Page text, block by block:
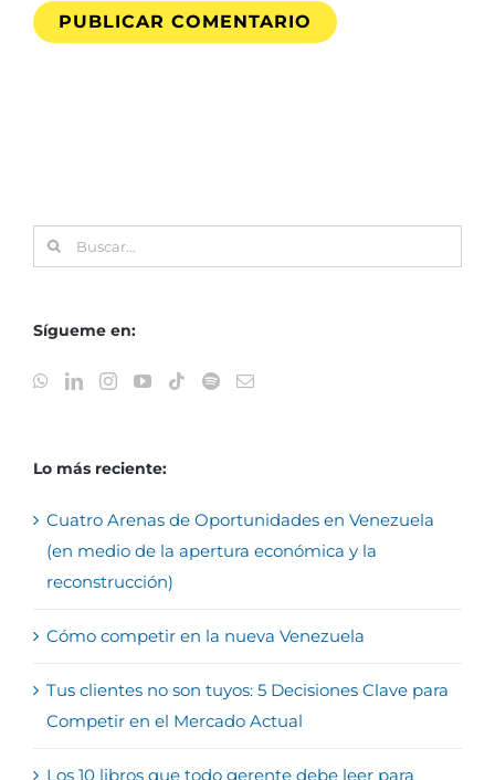
Buscar:
Sígueme en:
Lo más reciente:
Cuatro Arenas de Oportunidades en Venezuela
(en medio de la apertura económica y la
reconstrucción)
Cómo competir en la nueva Venezuela
Tus clientes no son tuyos: 5 Decisiones Clave para
Competir en el Mercado Actual
Los 10 libros que todo gerente debe leer para